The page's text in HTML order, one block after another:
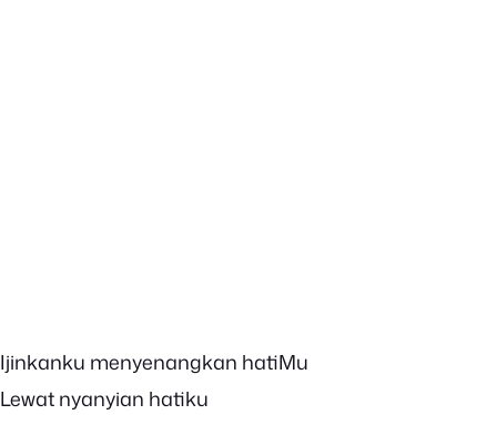
Ijinkanku menyenangkan hatiMu
Lewat nyanyian hatiku